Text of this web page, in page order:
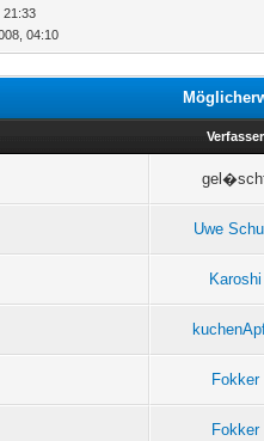
21:33
04:10
Verfasser
Uwe
Karoshi
Fokker
Fokker